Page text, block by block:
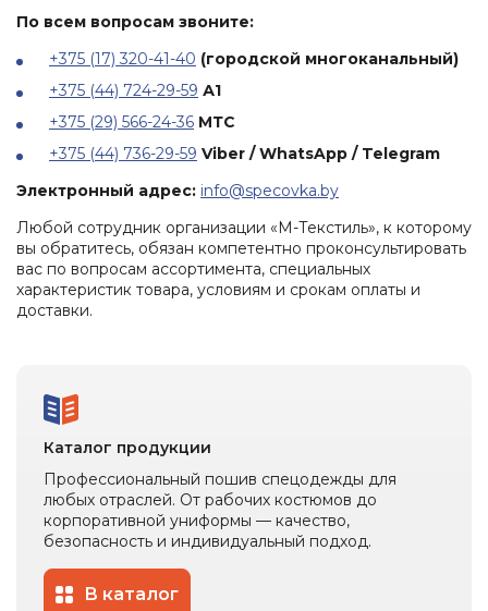
спецодежда
Одежда
сварщиков
температур
Аксессуары
для
обуви
защиты
органов
фартуки
Наколенники
Диэлектрические
изделия
При
высотных
По всем вопросам звоните:
+375 (17) 320-41-40 (городской многоканальный)
+375 (44) 724-29-59 А1
+375 (29) 566-24-36 МТС
+375 (44) 736-29-59 Viber / WhatsApp / Telegram
Электронный адрес: info@specovka.by
Любой сотрудник организации «М-Текстиль», к которому
вы обратитесь, обязан компетентно проконсультировать
вас по вопросам ассортимента, специальных
характеристик товара, условиям и срокам оплаты и
доставки.
Каталог продукции
Профессиональный пошив спецодежды для
любых отраслей. От рабочих костюмов до
корпоративной униформы — качество,
безопасность и индивидуальный подход.
В каталог